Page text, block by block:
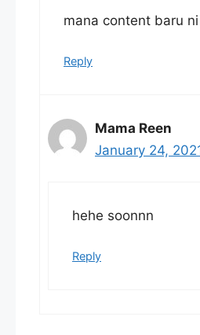
mana content baru
Reply
Mama Reen
January 24,
hehe soonnn
Reply